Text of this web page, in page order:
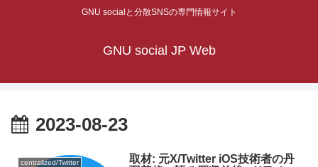
GNU socialと分散SNSの専門情報サイト
GNU social JP Web
2023-08-23
centralized/Twitter
取材: 元X/Twitter iOS技術者の丹